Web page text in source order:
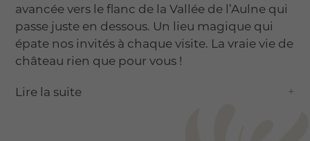
avancée vers le flanc de la Vallée de l’Aulne qui
passe juste en dessous. Un lieu magique qui
épate nos invités à chaque visite. La vraie vie de
château rien que pour vous !
Lire la suite